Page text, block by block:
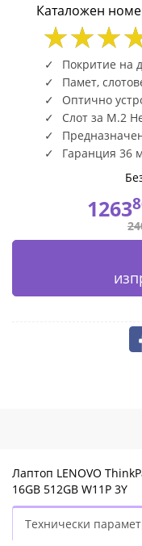
16GB
W11P
3Y
Fly.bg
Каталожен
Покритие на
Памет,
Оптично
Слот за М.2
Гаранция 36
1263
Лаптоп LENOVO
16GB 512GB W11P 3Y
Технически